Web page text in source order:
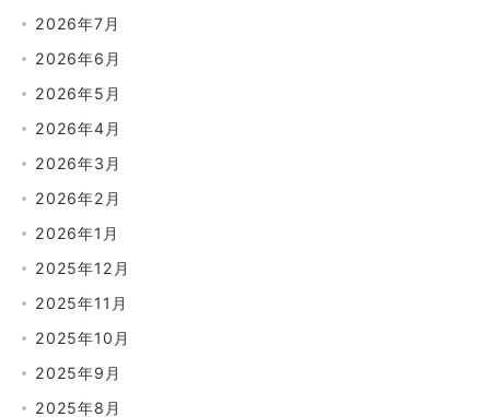
2026年7月
2026年6月
2026年5月
2026年4月
2026年3月
2026年2月
2026年1月
2025年12月
2025年11月
2025年10月
2025年9月
2025年8月